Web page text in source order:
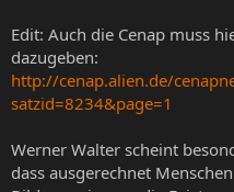
Edit: Auch die Cenap muss
dazugeben:
http://cenap.alien.de/
satzid=8234&page=1
Werner Walter scheint
dass ausgerechnet